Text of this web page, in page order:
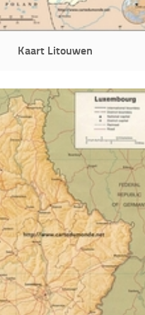
Kaart Litouwen